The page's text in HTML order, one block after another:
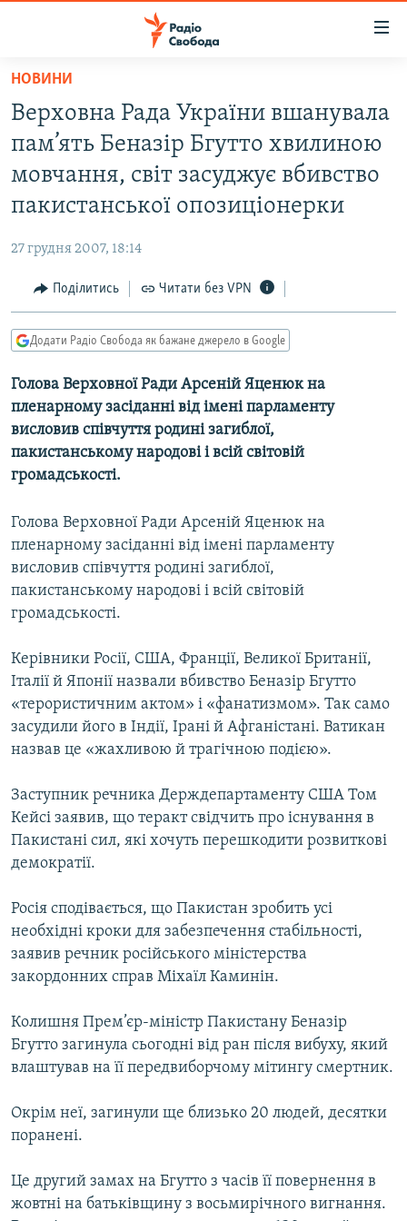
Перейти
основного
матеріалу
до
основної
Перейти
пошуку
ВСЕ ЗА ДОБУ
СУСПІЛЬСТВО
КУЛЬТУРА
СПОРТ
СВІТ
ДОНБАС.РЕАЛІЇ
КРИМ.РЕАЛІЇ
ТИ ЯК?
КИТАЙ.ВИКЛИКИ
МУЛЬТИМЕДІА
ФОТО
СПЕЦПРОЄКТИ
ПОДКАСТИ
КРИМ РЕАЛІЇ
РУС
УКР
КТАТ
ДОЛУЧАЙСЯ!
Усі сайти RFE/RL
НОВИНИ
Верховна Рада України вшанувала
пам’ять Беназір Бгутто хвилиною
мовчання, світ засуджує вбивство
пакистанської опозиціонерки
27 грудня 2007, 18:14
Поділитись Читати без VPN
Додати Радіо Свобода як бажане джерело в Google
Голова Верховної Ради Арсеній Яценюк на
пленарному засіданні від імені парламенту
висловив співчуття родині загиблої,
пакистанському народові і всій світовій
громадськості.
Голова Верховної Ради Арсеній Яценюк на
пленарному засіданні від імені парламенту
висловив співчуття родині загиблої,
пакистанському народові і всій світовій
громадськості.
Керівники Росії, США, Франції, Великої Британії,
Італії й Японії назвали вбивство Беназір Бгутто
«терористичним актом» і «фанатизмом». Так само
засудили його в Індії, Ірані й Афганістані. Ватикан
назвав це «жахливою й трагічною подією».
Заступник речника Держдепартаменту США Том
Кейсі заявив, що теракт свідчить про існування в
Пакистані сил, які хочуть перешкодити розвиткові
демократії.
Росія сподівається, що Пакистан зробить усі
необхідні кроки для забезпечення стабільності,
заявив речник російського міністерства
закордонних справ Міхаїл Каминін.
Колишня Прем’єр-міністр Пакистану Беназір
Бгутто загинула сьогодні від ран після вибуху, який
влаштував на її передвиборчому мітингу смертник.
Окрім неї, загинули ще близько 20 людей, десятки
поранені.
Це другий замах на Бгутто з часів її повернення в
жовтні на батьківщину з восьмирічного вигнання.